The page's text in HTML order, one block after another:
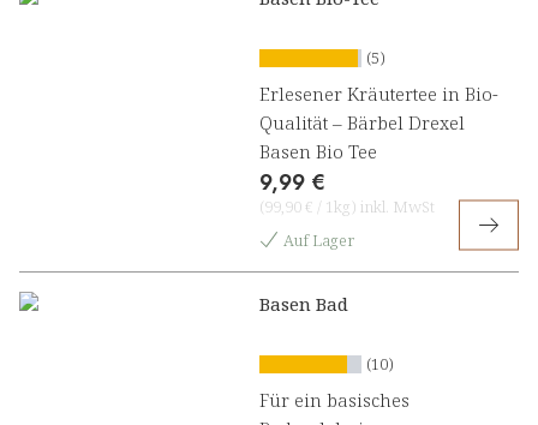
(5)
Erlesener Kräutertee in Bio-
Qualität – Bärbel Drexel
Basen Bio Tee
9,99 €
(99,90 € / 1kg) inkl. MwSt
Auf Lager
Basen Bad
(10)
Für ein basisches